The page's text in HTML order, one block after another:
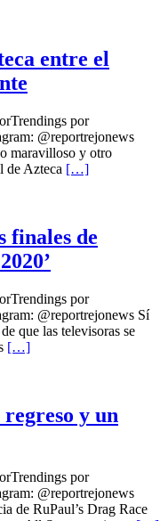
entre el
por
@reportrejonews
maravilloso y otro
de Azteca […]
finales de
por
@reportrejonews Sí
que las televisoras se
[…]
y un
por
@reportrejonews
de RuPaul’s Drag Race